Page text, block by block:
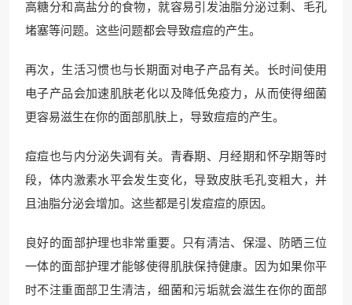
高糖分和高盐分的食物，就容易引发油脂分泌过剩、毛孔
堵塞等问题。这些问题都会导致痘痘的产生。
再次，生活习惯也与长期面对电子产品有关。长时间使用
电子产品会加速肌肤老化以及降低免疫力，从而使得细菌
更容易滋生在你的面部肌肤上，导致痘痘的产生。
痘痘也与内分泌失调有关。青春期、月经期和怀孕期等时
段，体内激素水平会发生变化，导致皮肤毛孔变粗大，并
且油脂分泌会增加。这些都是引发痘痘的原因。
良好的面部护理也非常重要。只有清洁、保湿、防晒三位
一体的面部护理才能够使得肌肤保持健康。因为如果你平
时不注重面部卫生清洁，细菌和污垢就会滋生在你的面部